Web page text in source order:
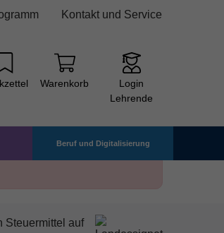
Kontakt und Service
Warenkorb
Login
Lehrende
Beruf und Digitalisierung
Steuermittel auf